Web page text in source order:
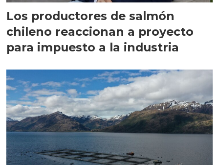
Los productores de salmón
chileno reaccionan a proyecto
para impuesto a la industria